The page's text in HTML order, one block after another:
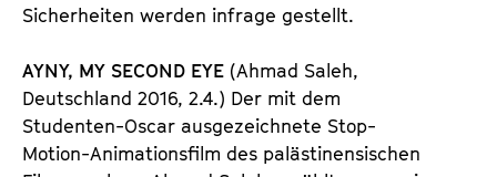
Sicherheiten werden infrage gestellt.
AYNY, MY SECOND EYE (Ahmad Saleh,
Deutschland 2016, 2.4.) Der mit dem
Studenten-Oscar ausgezeichnete Stop-
Motion-Animationsfilm des palästinensischen